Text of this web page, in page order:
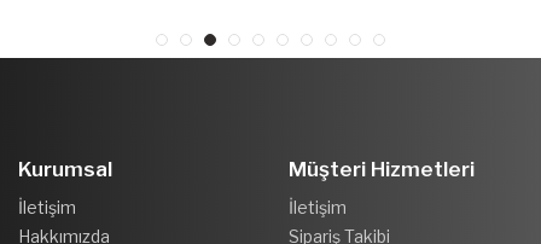
Kurumsal
İletişim
Hakkımızda
Müşteri Hizmetleri
İletişim
Sipariş Takibi